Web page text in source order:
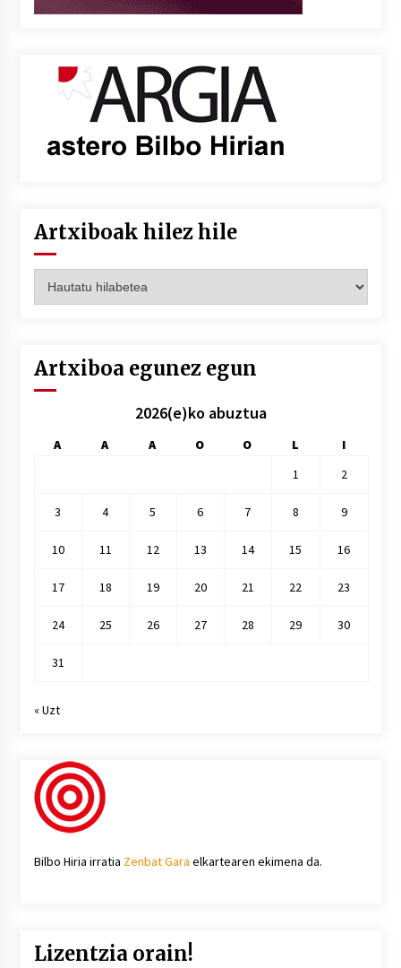
Artxiboak hilez hile
hilez
Artxiboa egunez egun
2026(e)ko abuztua
A A A O O L
I
1
2
3 4 5 6 7 8 9
10 11 12 13 14 15 16
17 18 19 20 21 22 23
24 25 26 27 28 29 30
31
« Uzt
Bilbo Hiria irratia Zenbat Gara elkartearen ekimena da.
Lizentzia orain!